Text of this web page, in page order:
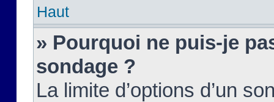
Haut
» Pourquoi ne puis-je
sondage ?
La limite d’options d’un